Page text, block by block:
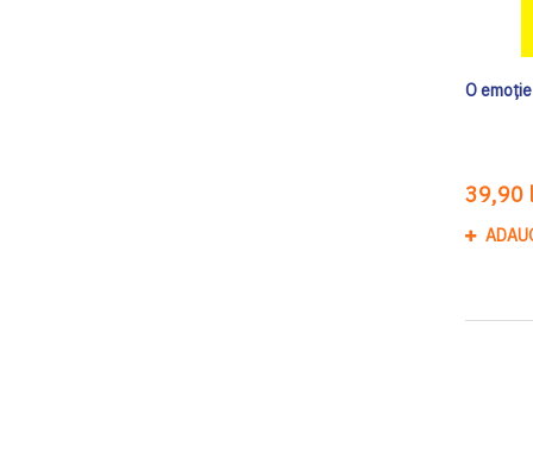
O
39,90